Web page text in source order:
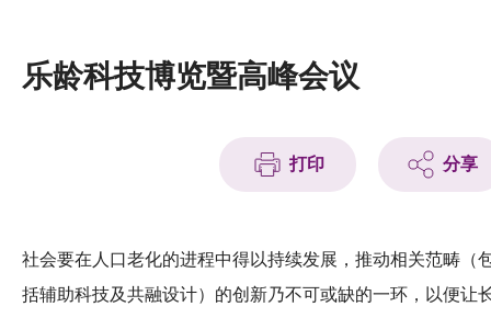
科技分享
会籍
乐龄科技博览暨高峰会议
打印 分享
社会要在人口老化的进程中得以持续发展，推动相关范畴（
括辅助科技及共融设计）的创新乃不可或缺的一环，以便让